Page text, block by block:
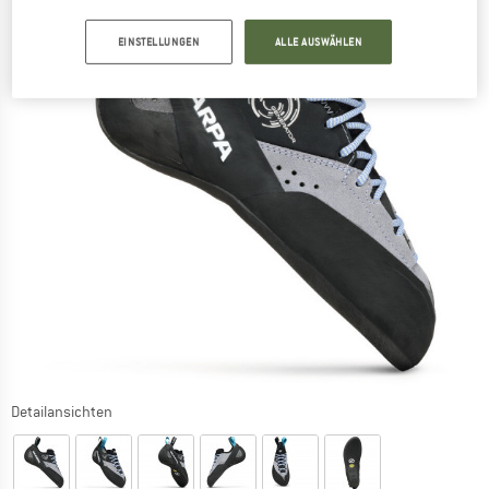
Detailansichten
EINSTELLUNGEN ALLE AUSWÄHLEN